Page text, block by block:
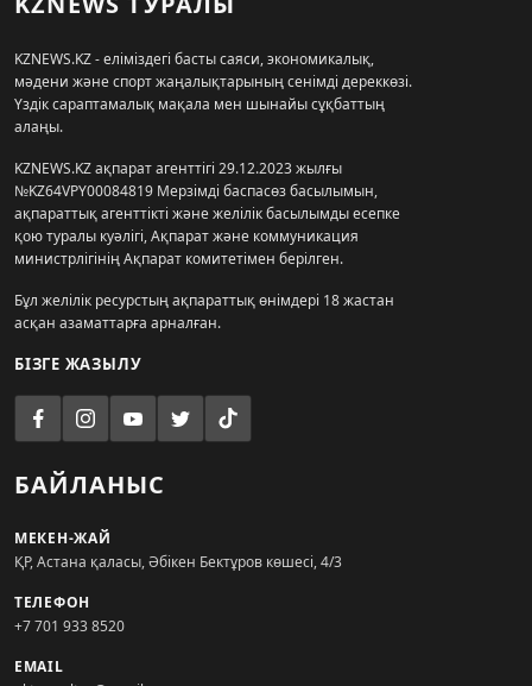
KZNEWS.KZ - еліміздегі басты саяси, экономикалық,
мәдени және спорт жаңалықтарының сенімді дереккөзі.
Үздік сараптамалық мақала мен шынайы сұқбаттың
алаңы.
KZNEWS.KZ ақпарат агенттігі 29.12.2023 жылғы
№KZ64VPY00084819 Мерзімді баспасөз басылымын,
ақпараттық агенттікті және желілік басылымды есепке
қою туралы куәлігі, Ақпарат және коммуникация
министрлігінің Ақпарат комитетімен берілген.
Бұл желілік ресурстың ақпараттық өнімдері 18 жастан
асқан азаматтарға арналған.
БІЗГЕ ЖАЗЫЛУ
БАЙЛАНЫС
МЕКЕН-ЖАЙ
ҚР, Астана қаласы, Әбікен Бектұров көшесі, 4/3
ТЕЛЕФОН
+7 701 933 8520
EMAIL